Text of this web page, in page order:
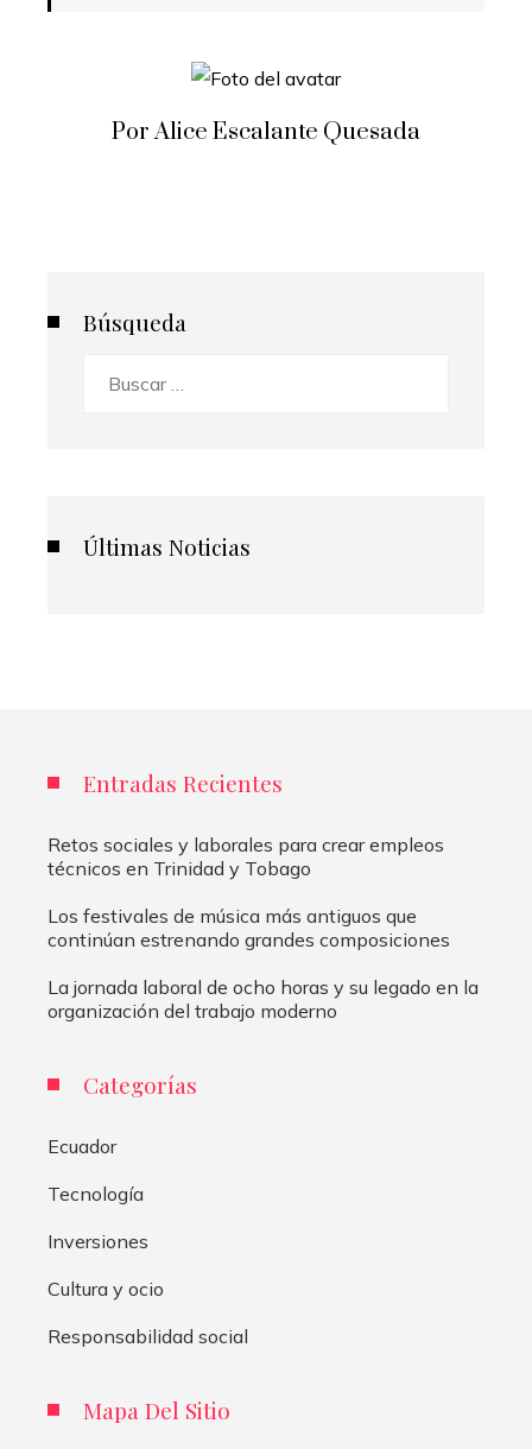
Por Alice Escalante Quesada
Búsqueda
Últimas Noticias
Entradas Recientes
Retos sociales y laborales para crear empleos
técnicos en Trinidad y Tobago
Los festivales de música más antiguos que
continúan estrenando grandes composiciones
La jornada laboral de ocho horas y su legado en la
organización del trabajo moderno
Categorías
Ecuador
Tecnología
Inversiones
Cultura y ocio
Responsabilidad social
Mapa Del Sitio